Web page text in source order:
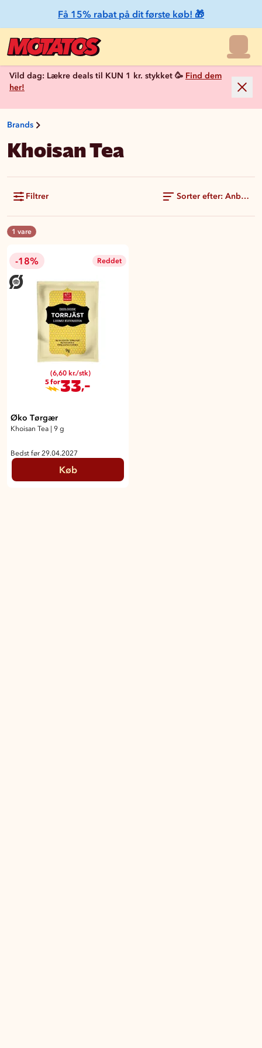
Få 15% rabat på dit første køb! 🎁
Vild dag: Lækre deals til KUN 1 kr. stykket 🥳 Find dem
her!
Brands
Khoisan Tea
Filtrer Sorter efter:
1 vare
-18% Reddet
(6,60 kr./stk)
5 for33,-
Øko Tørgær
Khoisan Tea 9 g
Bedst før 29.04.2027
Køb